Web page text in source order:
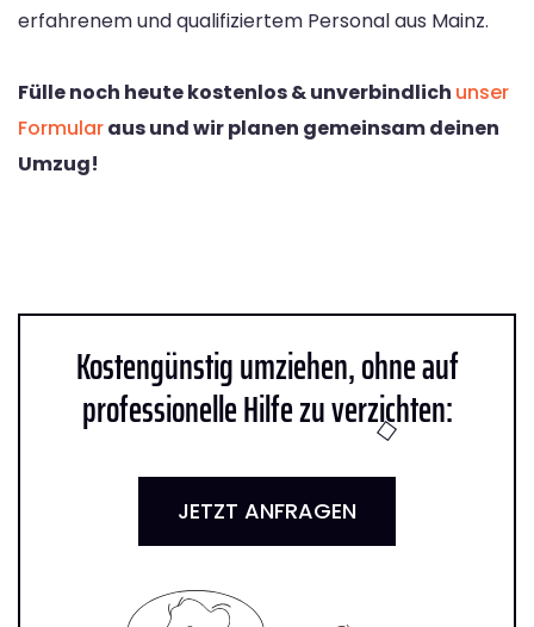
erfahrenem und qualifiziertem Personal aus Mainz.
Fülle noch heute kostenlos & unverbindlich unser
Formularaus und wir planen gemeinsam deinen
Umzug!
Kostengünstig umziehen, ohne auf
professionelle Hilfe zu verzichten:
JETZT ANFRAGEN